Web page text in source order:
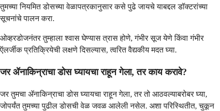
तुमच्या नियमित डोसच्या वेळापत्रकानुसार कसे पुढे जायचे याबद्दल डॉक्टरांच्या
सूचनांचे पालन करा.
ओव्हरडोजनंतर तुम्हाला श्वास घेण्यास त्रास होणे, गंभीर सूज येणे किंवा गंभीर
ऍलर्जीक प्रतिक्रियेची लक्षणे दिसल्यास, त्वरित वैद्यकीय मदत घ्या.
जर ॲनाकिन्राचा डोस घ्यायचा राहून गेला, तर काय करावे?
जर तुमचा ॲनाकिन्राचा डोस घ्यायचा राहून गेला, तर तो आठवल्याबरोबर घ्या,
जोपर्यंत तुमच्या पुढील डोसची वेळ जवळ आलेली नसेल. अशा परिस्थितीत, चुकून